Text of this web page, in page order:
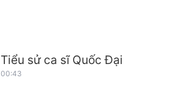
Tiểu sử ca sĩ Quốc Đại
00:43